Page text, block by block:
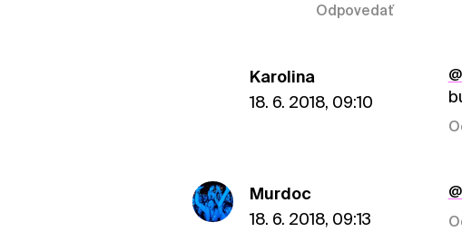
Odpovedať
Karolina
18. 6. 2018, 09:10
Murdoc
18. 6. 2018, 09:13